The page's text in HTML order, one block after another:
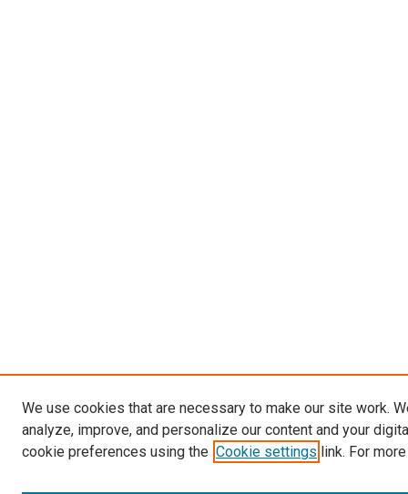
We use cookies that are necessary to make our site work.
analyze, improve, and personalize our content and your
cookie preferences using the Cookie settings link. For